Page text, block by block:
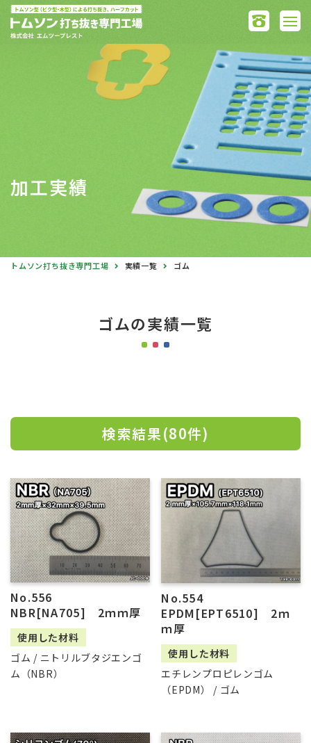
加工実績
トムソン打ち抜き専門工場 実績一覧 ゴム
ゴムの実績一覧
検索結果(80件)
No.556
NBR[NA705] 2ｍｍ厚
使用した材料
ゴム / ニトリルブタジエンゴ
ム（NBR）
No.554
EPDM[EPT6510] 2ｍ
ｍ厚
使用した材料
エチレンプロピレンゴム
（EPDM） / ゴム